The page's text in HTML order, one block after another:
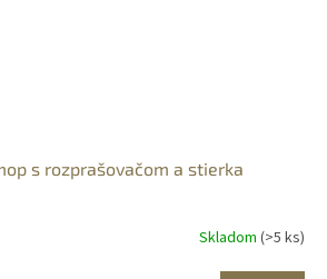
s rozprašovačom a stierka
Skladom (>5 ks)